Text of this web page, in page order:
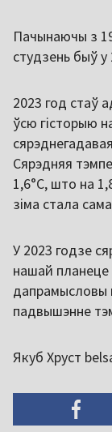
Пачынаючы з
студзень быў у
2023 год стаў
ўсю гісторыю
Сярэдняя
1,6°С, што на
зіма стала
У 2023 годзе
нашай
дапрамысловы
падвышэнне
Якуб Хруст